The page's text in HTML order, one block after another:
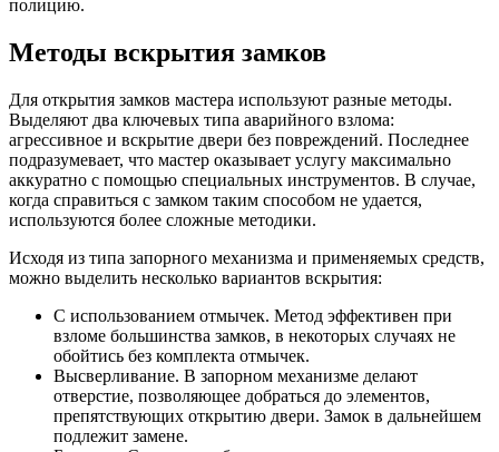
полицию.
Методы вскрытия замков
Для открытия замков мастера используют разные методы.
Выделяют два ключевых типа аварийного взлома:
агрессивное и вскрытие двери без повреждений. Последнее
подразумевает, что мастер оказывает услугу максимально
аккуратно с помощью специальных инструментов. В случае,
когда справиться с замком таким способом не удается,
используются более сложные методики.
Исходя из типа запорного механизма и применяемых средств,
можно выделить несколько вариантов вскрытия:
С использованием отмычек. Метод эффективен при
взломе большинства замков, в некоторых случаях не
обойтись без комплекта отмычек.
Высверливание. В запорном механизме делают
отверстие, позволяющее добраться до элементов,
препятствующих открытию двери. Замок в дальнейшем
подлежит замене.